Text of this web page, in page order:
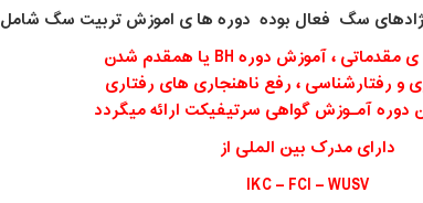
سگ فعال بوده دوره ها ی اموزش تربیت سگ شامل
مقدماتی ، آموزش دوره
یا همقدم شدن
و رفتارشناسی ، رفع ناهنجاری های رفتاری
دوره آمـوزش گواهی سرتیفیکت ارائه میگردد
دارای مدرک بین الملی از
IKC – FCI – WUSV